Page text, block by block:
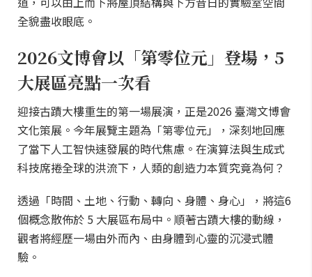
全貌盡收眼底。
2026文博會以「第零位元」登場，5
大展區亮點一次看
迎接古蹟大樓重生的第一場展演，正是2026 臺灣文博會
文化策展。今年展覽主題為「第零位元」，深刻地回應
了當下人工智快速發展的時代焦慮。在演算法與生成式
科技席捲全球的洪流下，人類的創造力本質究竟為何？
透過「時間、土地、行動、轉向、身體、身心」，將這6
個概念散佈於 5 大展區布局中。順著古蹟大樓的動線，
觀者將經歷一場由外而內、由身體到心靈的沉浸式體
驗。